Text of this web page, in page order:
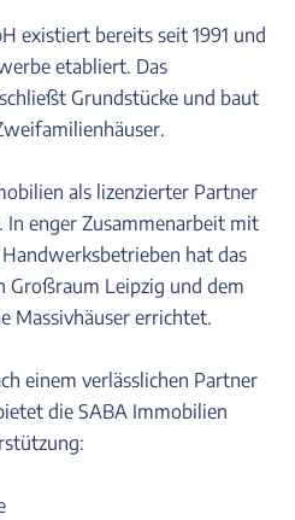
existiert bereits seit 1991 und
etabliert. Das
Grundstücke und baut
als lizenzierter Partner
enger Zusammenarbeit mit
hat das
Großraum Leipzig und dem
Massivhäuser errichtet.
einem verlässlichen Partner
die SABA Immobilien